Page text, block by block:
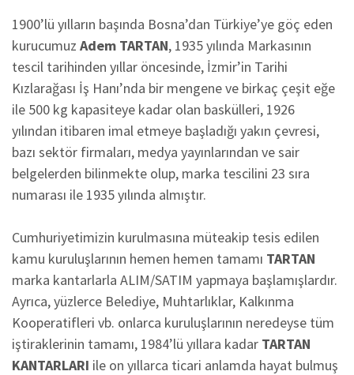
1900’lü yılların başında Bosna’dan Türkiye’ye göç eden
kurucumuz Adem TARTAN, 1935 yılında Markasının
tescil tarihinden yıllar öncesinde, İzmir’in Tarihi
Kızlarağası İş Hanı’nda bir mengene ve birkaç çeşit eğe
ile 500 kg kapasiteye kadar olan baskülleri, 1926
yılından itibaren imal etmeye başladığı yakın çevresi,
bazı sektör firmaları, medya yayınlarından ve sair
belgelerden bilinmekte olup, marka tescilini 23 sıra
numarası ile 1935 yılında almıştır.
Cumhuriyetimizin kurulmasına müteakip tesis edilen
kamu kuruluşlarının hemen hemen tamamı TARTAN
marka kantarlarla ALIM/SATIM yapmaya başlamışlardır.
Ayrıca, yüzlerce Belediye, Muhtarlıklar, Kalkınma
Kooperatifleri vb. onlarca kuruluşlarının neredeyse tüm
iştiraklerinin tamamı, 1984’lü yıllara kadar TARTAN
KANTARLARI ile on yıllarca ticari anlamda hayat bulmuş